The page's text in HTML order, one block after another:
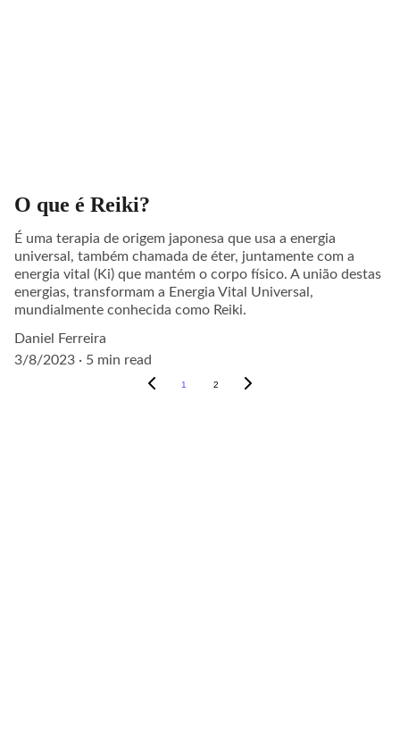
O que é Reiki?
É uma terapia de origem japonesa que usa a energia
universal, também chamada de éter, juntamente com a
energia vital (Ki) que mantém o corpo físico. A união destas
energias, transformam a Energia Vital Universal,
mundialmente conhecida como Reiki.
Daniel Ferreira
3/8/2023
5 min read
1 2